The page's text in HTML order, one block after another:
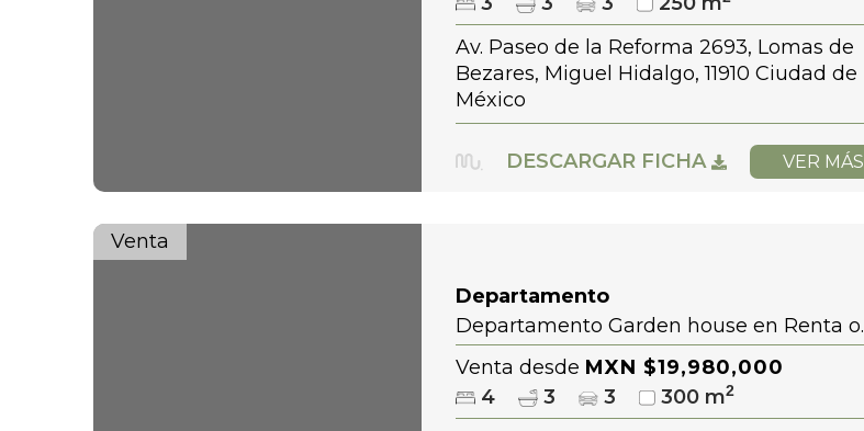
Av. Paseo de la Reforma 2693, Lomas de
Bezares, Miguel Hidalgo, 11910 Ciudad de
México
DESCARGAR FICHA VER MÁS
Venta
Departamento
Departamento Garden house en Renta o
Venta en Arbolada Lomas de Bezares en
Reforma Lomas Altas
Venta desde MXN $19,980,000
4
3 3 300 m2